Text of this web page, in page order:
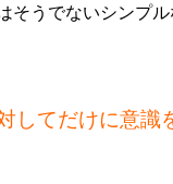
そうでないシンプ
してだけに意識
と